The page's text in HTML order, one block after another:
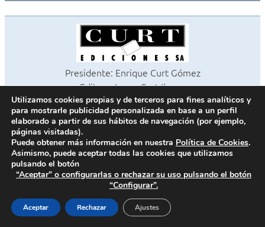
Presidente: Enrique Curt Gómez
Editora: Laura Curt Iborra
©2026 Revista Cocinas y Baños
Todos los derechos reservados
Paseo de Gracia, 63. 1º 2ª. 08008 Barcelona -933 180 101
Fax 933 183 505
Política de cookies
Política de privacidad
Contacto
Utilizamos cookies propias y de terceros para fines analíticos y
para mostrarle publicidad personalizada en base a un perfil
elaborado a partir de sus hábitos de navegación (por ejemplo,
páginas visitadas).
Puede obtener más información en nuestra Política de Cookies.
Asimismo, puede aceptar todas las cookies que utilizamos
pulsando el botón
“Aceptar” o configurarlas o rechazar su uso pulsando el botón
“Configurar”.
Aceptar Rechazar Ajustes